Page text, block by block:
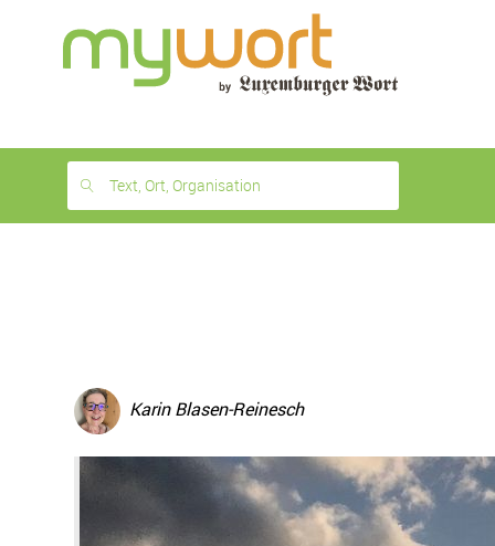
month
free
Text, Ort, Organisation
Karin Blasen-Reinesch